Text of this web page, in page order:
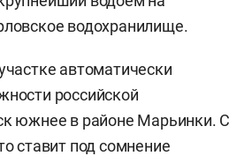
водохранилище.
автоматически
российской
южнее в районе Марьинки. С
ставит под сомнение